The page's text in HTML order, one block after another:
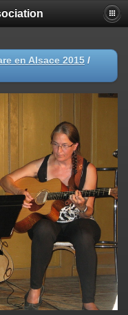
en Alsace 2015 /